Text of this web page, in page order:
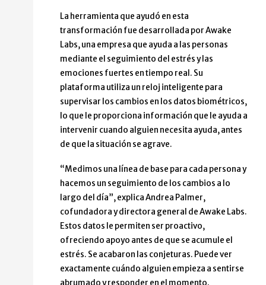
La herramienta que ayudó en esta
transformación fue desarrollada por Awake
Labs, una empresa que ayuda a las personas
mediante el seguimiento del estrés y las
emociones fuertes en tiempo real. Su
plataforma utiliza un reloj inteligente para
supervisar los cambios en los datos biométricos,
lo que le proporciona información que le ayuda a
intervenir cuando alguien necesita ayuda, antes
de que la situación se agrave.
“Medimos una línea de base para cada persona y
hacemos un seguimiento de los cambios a lo
largo del día”, explica Andrea Palmer,
cofundadora y directora general de Awake Labs.
Estos datos le permiten ser proactivo,
ofreciendo apoyo antes de que se acumule el
estrés. Se acabaron las conjeturas. Puede ver
exactamente cuándo alguien empieza a sentirse